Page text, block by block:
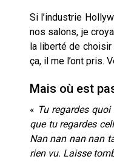
Si l’industrie
nos salons, je
la liberté de
ça, il me l’ont pris.
Mais où est
« Tu regardes
que tu regardes
Nan nan nan nan
rien vu. Laisse